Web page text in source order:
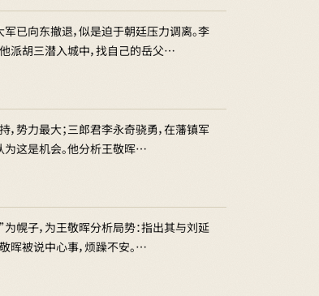
已向东撤退，似是迫于朝廷压力调离。李
派胡三潜入城中，找自己的岳父…
势力最大；三郎君李永奇骁勇，在藩镇军
为这是机会。他分析王敬晖…
幌子，为王敬晖分析局势：指出其与刘延
晖被说中心事，烦躁不安。…